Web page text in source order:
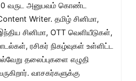
வருட அனுபவம் கொண்ட
Writer. தமிழ் சினிமா,
சினிமா, OTT வெளியீடுகள்,
ரசிகர் நிகழ்வுகள் உள்ளிட்ட
தலைப்புகளை எழுதி
வாசகர்களுக்கு